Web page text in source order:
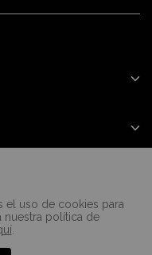
el uso de cookies para
nuestra política de
.
Casa